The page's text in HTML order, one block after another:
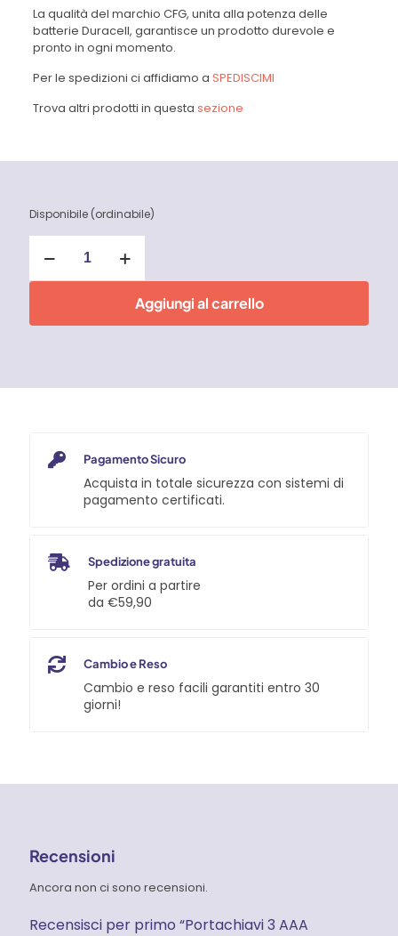
La qualità del marchio CFG, unita alla potenza delle
batterie Duracell, garantisce un prodotto durevole e
pronto in ogni momento.
Per le spedizioni ci affidiamo a SPEDISCIMI
Trova altri prodotti in questa sezione
Disponibile (ordinabile)
AAA
Led
Aggiungi al carrello
Pagamento Sicuro
Acquista in totale sicurezza con sistemi di
pagamento certificati.
Spedizione gratuita
Per ordini a partire
da €59,90
Cambio e Reso
Cambio e reso facili garantiti entro 30
giorni!
Recensioni
Ancora non ci sono recensioni.
Recensisci per primo “Portachiavi 3 AAA